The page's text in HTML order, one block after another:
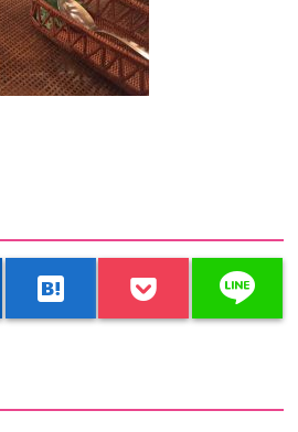
hatenabookmark line